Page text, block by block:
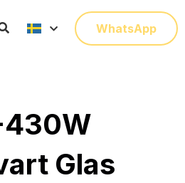
WhatsApp
430W
Glas